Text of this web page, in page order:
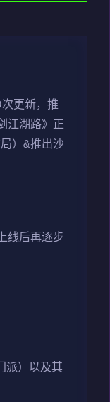
更新，推
江湖路》正
）&推出沙
线后再逐步
派）以及其